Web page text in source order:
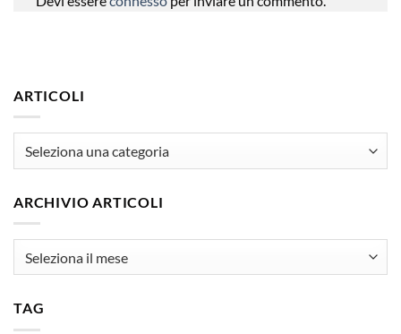
ARTICOLI
ARCHIVIO ARTICOLI
TAG